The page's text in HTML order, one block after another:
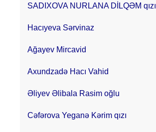
SADIXOVA NURLANA DİLQƏM qızı
Hacıyeva Sərvinaz
Ağayev Mircavid
Axundzadə Hacı Vahid
Əliyev Əlibala Rasim oğlu
Cəfərova Yeganə Kərim qızı